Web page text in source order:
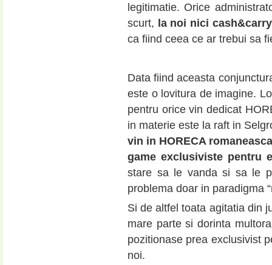
legitimatie. Orice
scurt, la noi nici
ca fiind ceea ce ar trebui sa
Data fiind aceasta
este o lovitura de imagine.
pentru orice vin dedicat
in materie este la raft in
vin in HORECA
game exclusiviste pentru
stare sa le vanda si sa le
problema doar in paradigma
Si de altfel toata agitatia din
mare parte si dorinta
pozitionase prea exclusivist
noi.